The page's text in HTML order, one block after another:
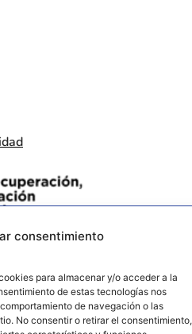
consentimiento
para almacenar y/o acceder a la
de estas tecnologías nos
de navegación o las
No consentir o retirar el consentimiento,